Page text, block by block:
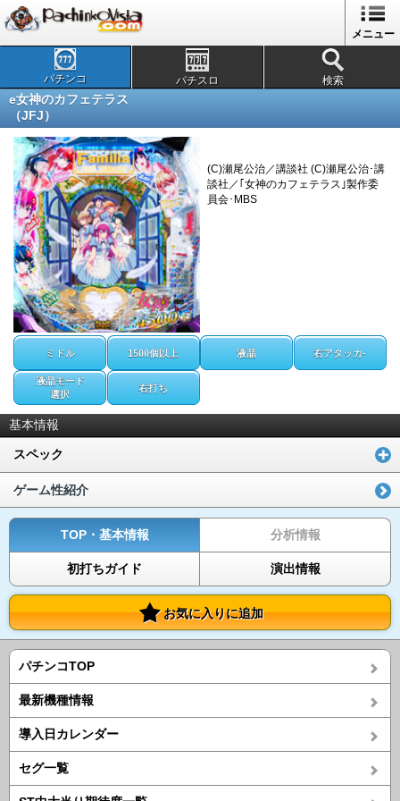
メニュー
パチンコ パチスロ 検索
e女神のカフェテラス
（JFJ）
(C)瀬尾公治／講談社 (C)瀬尾公治･講
談社／｢女神のカフェテラス｣製作委
員会･MBS
ミドル 1500個以上 液晶 右アタッカ-
液晶モード
選択
右打ち
基本情報
スペック
ゲーム性紹介
TOP・基本情報 分析情報
初打ちガイド 演出情報
お気に入りに追加
パチンコTOP
最新機種情報
導入日カレンダー
セグ一覧